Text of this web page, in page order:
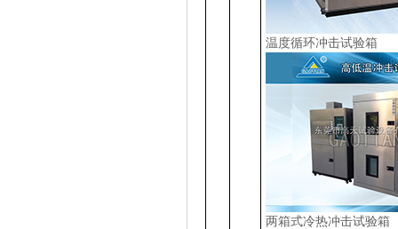
温度循环冲击试验箱
两箱式冷热冲击试验箱